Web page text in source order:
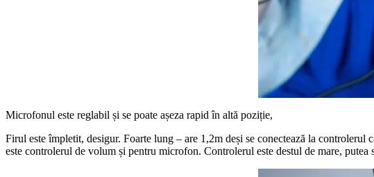
Microfonul este reglabil și se poate așeza rapid în altă poziție,
Firul este împletit, desigur. Foarte lung – are 1,2m deși se conectează la
este controlerul de volum și pentru microfon. Controlerul este destul de mare, putea